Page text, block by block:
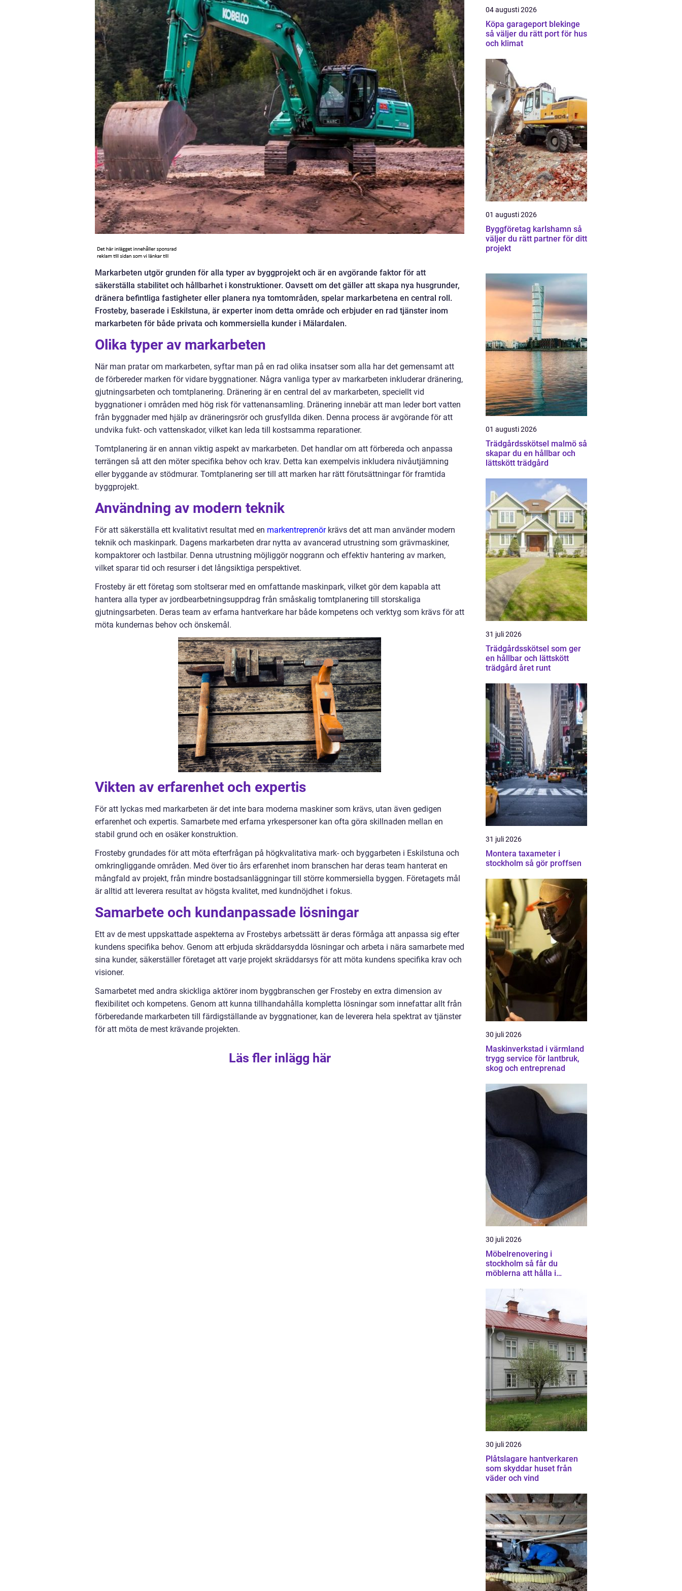
Markarbeten utgör grunden för alla typer av byggprojekt och är en avgörande faktor för att
säkerställa stabilitet och hållbarhet i konstruktioner. Oavsett om det gäller att skapa nya husgrunder,
dränera befintliga fastigheter eller planera nya tomtområden, spelar markarbetena en central roll.
Frosteby, baserade i Eskilstuna, är experter inom detta område och erbjuder en rad tjänster inom
markarbeten för både privata och kommersiella kunder i Mälardalen.
Olika typer av markarbeten
När man pratar om markarbeten, syftar man på en rad olika insatser som alla har det gemensamt att
de förbereder marken för vidare byggnationer. Några vanliga typer av markarbeten inkluderar dränering,
gjutningsarbeten och tomtplanering. Dränering är en central del av markarbeten, speciellt vid
byggnationer i områden med hög risk för vattenansamling. Dränering innebär att man leder bort vatten
från byggnader med hjälp av dräneringsrör och grusfyllda diken. Denna process är avgörande för att
undvika fukt- och vattenskador, vilket kan leda till kostsamma reparationer.
Tomtplanering är en annan viktig aspekt av markarbeten. Det handlar om att förbereda och anpassa
terrängen så att den möter specifika behov och krav. Detta kan exempelvis inkludera nivåutjämning
eller byggande av stödmurar. Tomtplanering ser till att marken har rätt förutsättningar för framtida
byggprojekt.
Användning av modern teknik
För att säkerställa ett kvalitativt resultat med en markentreprenörkrävs det att man använder modern
teknik och maskinpark. Dagens markarbeten drar nytta av avancerad utrustning som grävmaskiner,
kompaktorer och lastbilar. Denna utrustning möjliggör noggrann och effektiv hantering av marken,
vilket sparar tid och resurser i det långsiktiga perspektivet.
Frosteby är ett företag som stoltserar med en omfattande maskinpark, vilket gör dem kapabla att
hantera alla typer av jordbearbetningsuppdrag från småskalig tomtplanering till storskaliga
gjutningsarbeten. Deras team av erfarna hantverkare har både kompetens och verktyg som krävs för att
möta kundernas behov och önskemål.
Vikten av erfarenhet och expertis
För att lyckas med markarbeten är det inte bara moderna maskiner som krävs, utan även gedigen
erfarenhet och expertis. Samarbete med erfarna yrkespersoner kan ofta göra skillnaden mellan en
stabil grund och en osäker konstruktion.
Frosteby grundades för att möta efterfrågan på högkvalitativa mark- och byggarbeten i Eskilstuna och
omkringliggande områden. Med över tio års erfarenhet inom branschen har deras team hanterat en
mångfald av projekt, från mindre bostadsanläggningar till större kommersiella byggen. Företagets mål
är alltid att leverera resultat av högsta kvalitet, med kundnöjdhet i fokus.
Samarbete och kundanpassade lösningar
Ett av de mest uppskattade aspekterna av Frostebys arbetssätt är deras förmåga att anpassa sig efter
kundens specifika behov. Genom att erbjuda skräddarsydda lösningar och arbeta i nära samarbete med
sina kunder, säkerställer företaget att varje projekt skräddarsys för att möta kundens specifika krav och
visioner.
Samarbetet med andra skickliga aktörer inom byggbranschen ger Frosteby en extra dimension av
flexibilitet och kompetens. Genom att kunna tillhandahålla kompletta lösningar som innefattar allt från
förberedande markarbeten till färdigställande av byggnationer, kan de leverera hela spektrat av tjänster
för att möta de mest krävande projekten.
Läs fler inlägg här
04 augusti 2026
Köpa garageport blekinge
så väljer du rätt port för hus
och klimat
01 augusti 2026
Byggföretag karlshamn så
väljer du rätt partner för ditt
projekt
01 augusti 2026
Trädgårdsskötsel malmö så
skapar du en hållbar och
lättskött trädgård
31 juli 2026
Trädgårdsskötsel som ger
en hållbar och lättskött
trädgård året runt
31 juli 2026
Montera taxameter i
stockholm så gör proffsen
30 juli 2026
Maskinverkstad i värmland
trygg service för lantbruk,
skog och entreprenad
30 juli 2026
Möbelrenovering i
stockholm så får du
möblerna att hålla i
30 juli 2026
Plåtslagare hantverkaren
som skyddar huset från
väder och vind